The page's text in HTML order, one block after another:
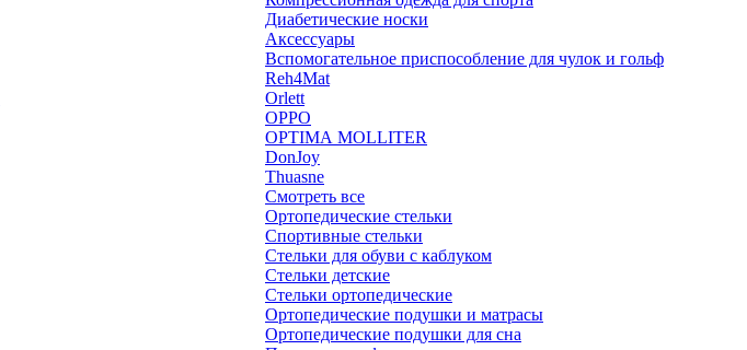
Диабетические носки
Аксессуары
Вспомогательное приспособление для чулок и гольф
Reh4Mat
Orlett
OPPO
OPTIMA MOLLITER
DonJoy
Thuasne
Смотреть все
Ортопедические стельки
Спортивные стельки
Стельки для обуви с каблуком
Стельки детские
Стельки ортопедические
Ортопедические подушки и матрасы
Ортопедические подушки для сна